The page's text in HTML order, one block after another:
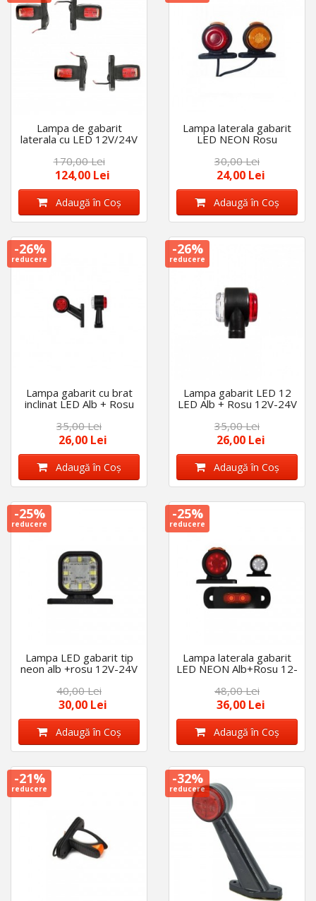
Lampa de gabarit
laterala cu LED 12V/24V
bucati
170,00 Lei
124,00 Lei
Adaugă în Coş
Lampa laterala gabarit
LED NEON Rosu
30,00 Lei
24,00 Lei
Adaugă în Coş
-26%
reducere
Lampa gabarit cu brat
inclinat LED Alb + Rosu
35,00 Lei
26,00 Lei
Adaugă în Coş
-26%
reducere
Lampa gabarit LED 12
LED Alb + Rosu 12V-24V
35,00 Lei
26,00 Lei
Adaugă în Coş
-25%
reducere
Lampa LED gabarit tip
neon alb +rosu 12V-24V
40,00 Lei
30,00 Lei
Adaugă în Coş
-25%
reducere
Lampa laterala gabarit
LED NEON Alb+Rosu 12-
48,00 Lei
36,00 Lei
Adaugă în Coş
-21%
reducere
-32%
reducere